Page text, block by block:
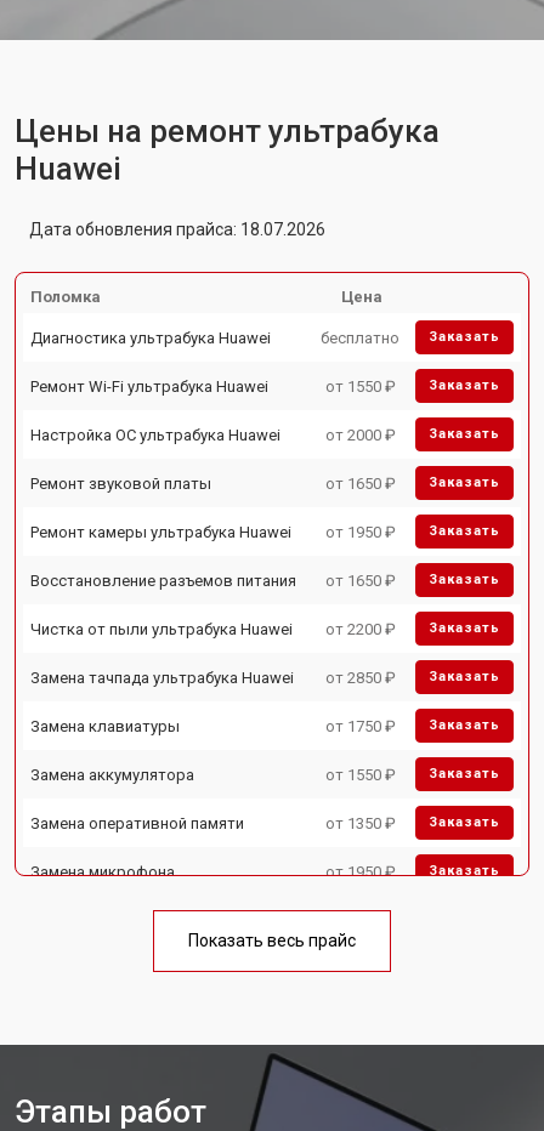
Цены на ремонт ультрабука
Huawei
Дата обновления прайса: 18.07.2026
Поломка Цена
Диагностика ультрабука Huawei бесплатно Заказать
Ремонт Wi-Fi ультрабука Huawei от 1550 ₽ Заказать
Настройка ОС ультрабука Huawei от 2000 ₽ Заказать
Ремонт звуковой платы от 1650 ₽ Заказать
Ремонт камеры ультрабука Huawei от 1950 ₽ Заказать
Восстановление разъемов питания от 1650 ₽ Заказать
Чистка от пыли ультрабука Huawei от 2200 ₽ Заказать
Замена тачпада ультрабука Huawei от 2850 ₽ Заказать
Замена клавиатуры от 1750 ₽ Заказать
Замена аккумулятора от 1550 ₽ Заказать
Замена оперативной памяти от 1350 ₽ Заказать
Замена микрофона от 1950 ₽ Заказать
Замена USB порта от 1850 ₽
Замена матрицы ультрабука Huawei
Замена материнской платы от 2750 ₽
Показать весь прайс
Этапы работ